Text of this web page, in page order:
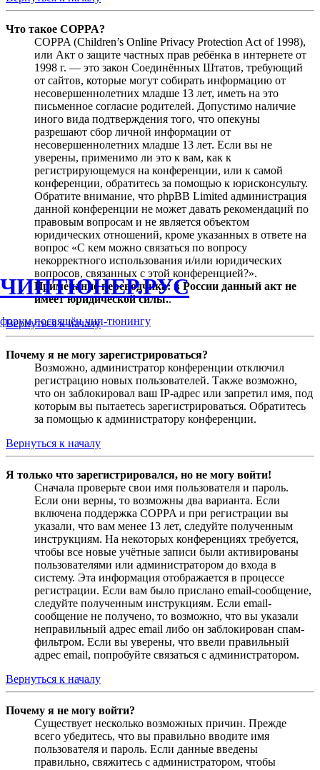
ЧИПТЮНЕР.РУС
форум посвящён чип-тюнингу
Что такое COPPA?
COPPA (Children’s Online Privacy Protection Act of 1998),
или Акт о защите частных прав ребёнка в интернете от
1998 г. — это закон Соединённых Штатов, требующий
от сайтов, которые могут собирать информацию от
несовершеннолетних младше 13 лет, иметь на это
письменное согласие родителей. Допустимо наличие
иного вида подтверждения того, что опекуны
разрешают сбор личной информации от
несовершеннолетних младше 13 лет. Если вы не
уверены, применимо ли это к вам, как к
регистрирующемуся на конференции, или к самой
конференции, обратитесь за помощью к юрисконсульту.
Обратите внимание, что phpBB Limited администрация
данной конференции не может давать рекомендаций по
правовым вопросам и не является объектом
юридических отношений, кроме указанных в ответе на
вопрос «С кем можно связаться по вопросу
некорректного использования и/или юридических
вопросов, связанных с этой конференцией?».
Примечание переводчика: в России данный акт не
имеет юридической силы..
Вернуться к началу
Почему я не могу зарегистрироваться?
Возможно, администратор конференции отключил
регистрацию новых пользователей. Также возможно,
что он заблокировал ваш IP-адрес или запретил имя, под
которым вы пытаетесь зарегистрироваться. Обратитесь
за помощью к администратору конференции.
Вернуться к началу
Я только что зарегистрировался, но не могу войти!
Сначала проверьте свои имя пользователя и пароль.
Если они верны, то возможны два варианта. Если
включена поддержка COPPA и при регистрации вы
указали, что вам менее 13 лет, следуйте полученным
инструкциям. На некоторых конференциях требуется,
чтобы все новые учётные записи были активированы
пользователями или администратором до входа в
систему. Эта информация отображается в процессе
регистрации. Если вам было прислано email-сообщение,
следуйте полученным инструкциям. Если email-
сообщение не получено, то возможно, что вы указали
неправильный адрес email либо он заблокирован спам-
фильтром. Если вы уверены, что ввели правильный
адрес email, попробуйте связаться с администратором.
Вернуться к началу
Почему я не могу войти?
Существует несколько возможных причин. Прежде
всего убедитесь, что вы правильно вводите имя
пользователя и пароль. Если данные введены
правильно, свяжитесь с администратором, чтобы